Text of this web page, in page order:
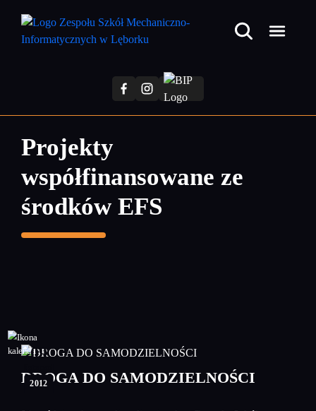
treści
Projekty
współfinansowane ze
środków EFS
09
2012
DROGA DO SAMODZIELNOŚCI